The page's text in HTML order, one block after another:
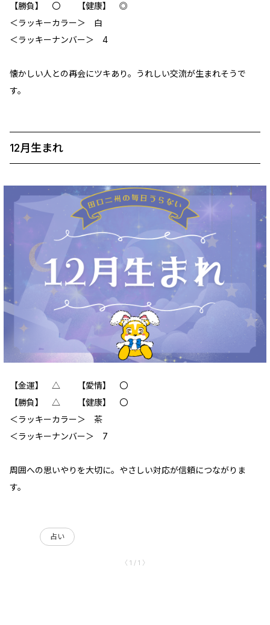
【勝負】 〇 【健康】 ◎
‪＜ラッキーカラー＞ 白
＜ラッキーナンバー＞ 4
懐かしい人との再会にツキあり。うれしい交流が生まれそうで
す。
12月生まれ
【金運】 △ 【愛情】 〇
【勝負】 △ 【健康】 〇
＜ラッキーカラー＞ 茶
＜ラッキーナンバー＞ 7
周囲への思いやりを大切に。やさしい対応が信頼につながりま
す。
占い
〈 1 / 1 〉